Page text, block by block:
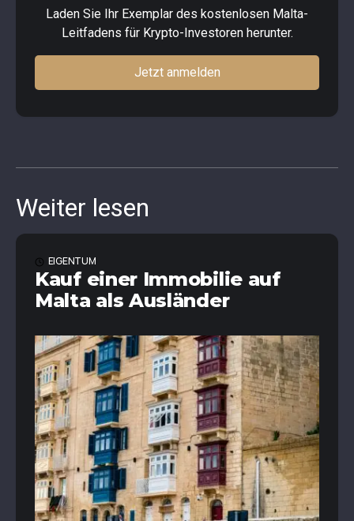
Laden Sie Ihr Exemplar des kostenlosen Malta-
Leitfadens für Krypto-Investoren herunter.
Jetzt anmelden
Weiter lesen
EIGENTUM
Kauf einer Immobilie auf
Malta als Ausländer